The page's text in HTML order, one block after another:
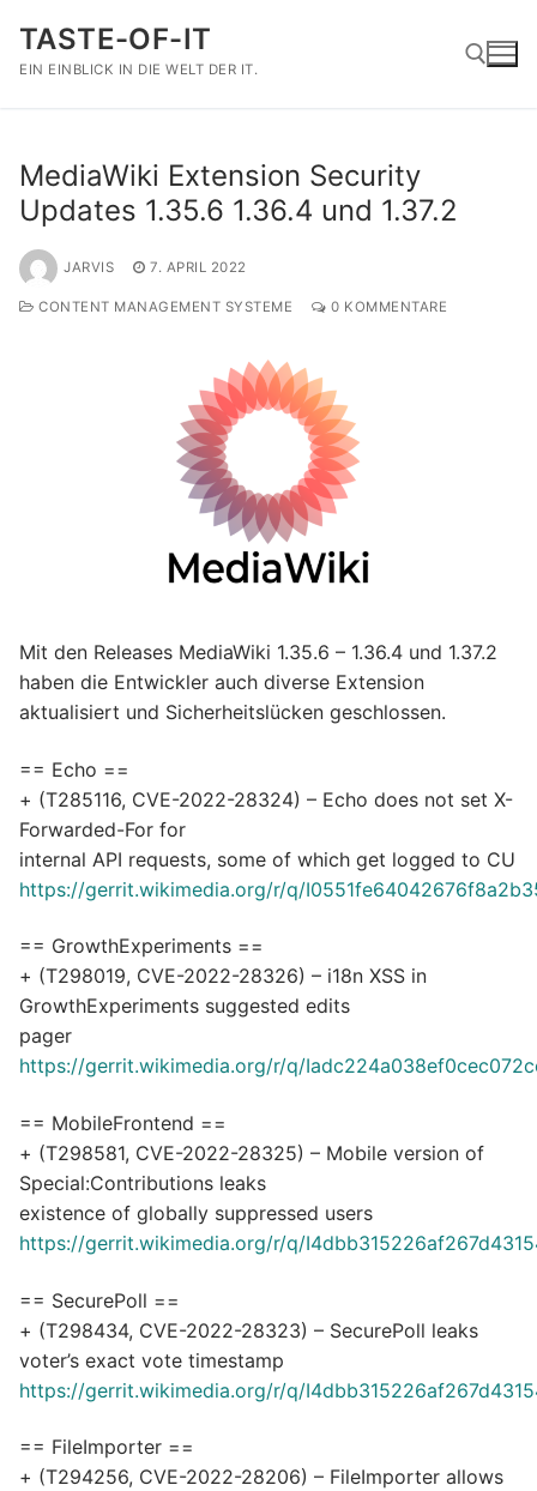
Inhalt
springen
TASTE-OF-IT
EIN EINBLICK IN DIE WELT DER IT.
MediaWiki Extension Security
Updates 1.35.6 1.36.4 und 1.37.2
JARVIS 7. APRIL 2022
CONTENT MANAGEMENT SYSTEME 0 KOMMENTARE
Mit den Releases MediaWiki 1.35.6 – 1.36.4 und 1.37.2
haben die Entwickler auch diverse Extension
aktualisiert und Sicherheitslücken geschlossen.
== Echo ==
+ (T285116, CVE-2022-28324) – Echo does not set X-
Forwarded-For for
internal API requests, some of which get logged to CU
https://gerrit.wikimedia.org/r/q/
== GrowthExperiments ==
+ (T298019, CVE-2022-28326) – i18n XSS in
GrowthExperiments suggested edits
pager
https://gerrit.wikimedia.org/r/q/
== MobileFrontend ==
+ (T298581, CVE-2022-28325) – Mobile version of
Special:Contributions leaks
existence of globally suppressed users
https://gerrit.wikimedia.org/r/q/
== SecurePoll ==
+ (T298434, CVE-2022-28323) – SecurePoll leaks
voter’s exact vote timestamp
https://gerrit.wikimedia.org/r/q/
== FileImporter ==
+ (T294256, CVE-2022-28206) – FileImporter allows